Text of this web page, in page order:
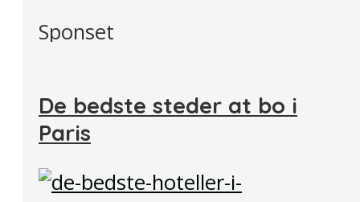
Sponset
De bedste steder at bo i
Paris